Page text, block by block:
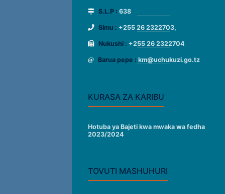
S.L.P : 638
Simu : +255 26 2322703,
Nukushi : +255 26 2322704
Barua pepe : km@uchukuzi.go.tz
KURASA ZA KARIBU
Hotuba ya Bajeti kwa mwaka wa fedha
2023/2024
TOVUTI MASHUHURI